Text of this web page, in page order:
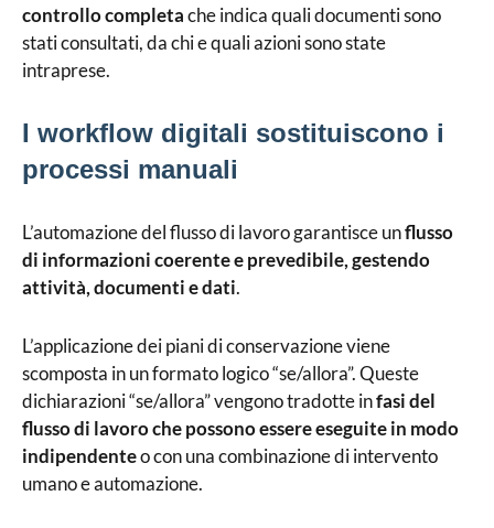
controllo completache indica quali documenti sono
stati consultati, da chi e quali azioni sono state
intraprese.
I workflow digitali sostituiscono i
processi manuali
L’automazione del flusso di lavoro garantisce unflusso
di informazioni coerente e prevedibile, gestendo
attività, documenti e dati.
L’applicazione dei piani di conservazione viene
scomposta in un formato logico “se/allora”. Queste
dichiarazioni “se/allora” vengono tradotte infasi del
flusso di lavoro che possono essere eseguite in modo
indipendenteo con una combinazione di intervento
umano e automazione.